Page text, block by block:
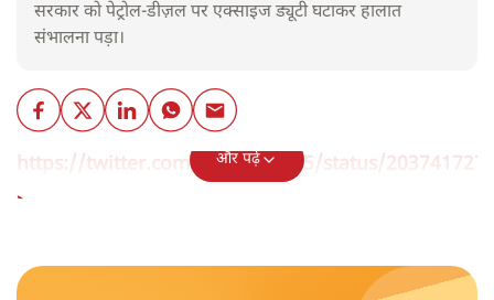
सरकार को पेट्रोल-डीज़ल पर एक्साइज ड्यूटी घटाकर हालात
संभालना पड़ा।
https://twitter.com/mukesh1275/status/
s=20
और पढ़ें